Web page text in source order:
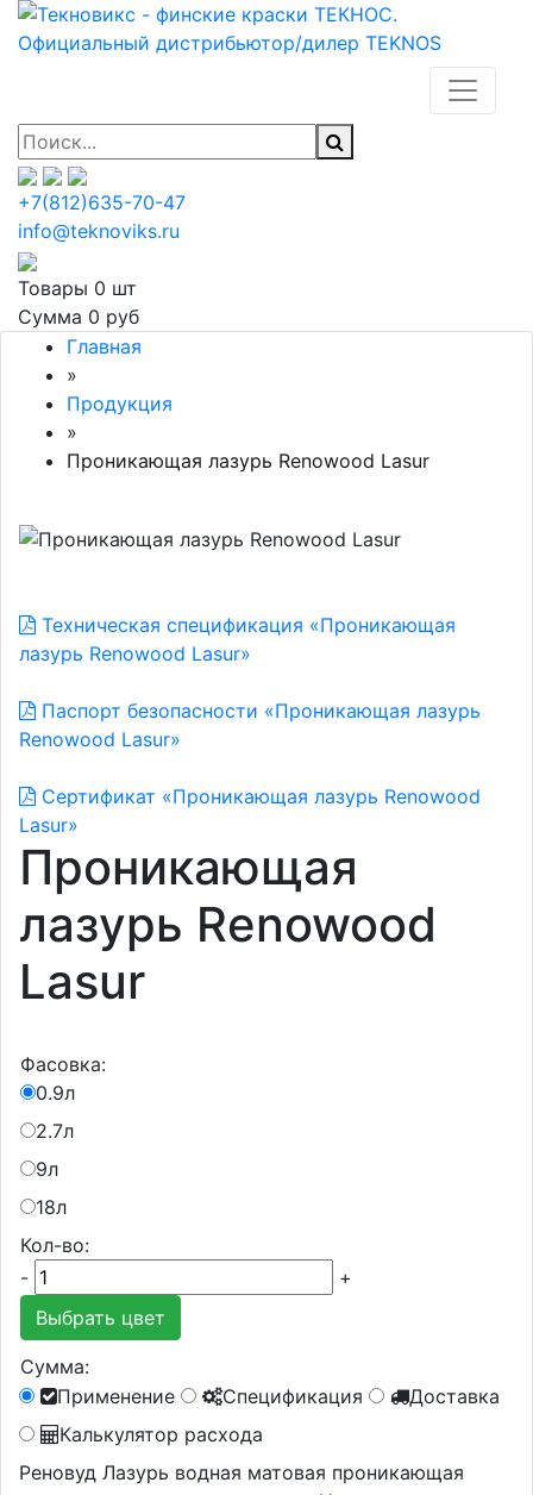
+7(812)635-70-47
info@teknoviks.ru
Товары 0 шт
Сумма 0 руб
Главная
»
Продукция
»
Проникающая лазурь Renowood Lasur
Техническая спецификация «Проникающая
лазурь Renowood Lasur»
Паспорт безопасности «Проникающая лазурь
Renowood Lasur»
Сертификат «Проникающая лазурь Renowood
Lasur»
Проникающая
лазурь Renowood
Lasur
Фасовка:
0.9л
2.7л
9л
18л
Кол-во:
-
+
Выбрать цвет
Сумма:
Применение
Спецификация
Доставка
Калькулятор расхода
Реновуд Лазурь водная матовая проникающая